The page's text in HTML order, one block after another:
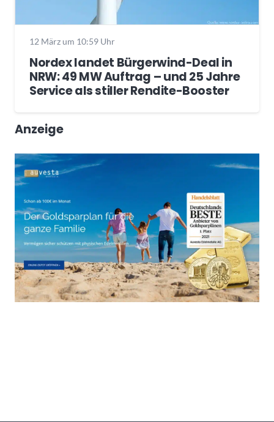
12 März um 10:59 Uhr
Nordex landet Bürgerwind-Deal in
NRW: 49 MW Auftrag – und 25 Jahre
Service als stiller Rendite-Booster
Anzeige